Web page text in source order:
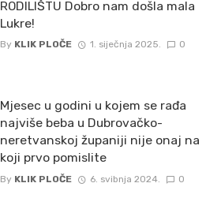
RODILIŠTU Dobro nam došla mala
Lukre!
By KLIK PLOČE 1. siječnja 2025. 0
Mjesec u godini u kojem se rađa
najviše beba u Dubrovačko-
neretvanskoj županiji nije onaj na
koji prvo pomislite
By KLIK PLOČE 6. svibnja 2024. 0